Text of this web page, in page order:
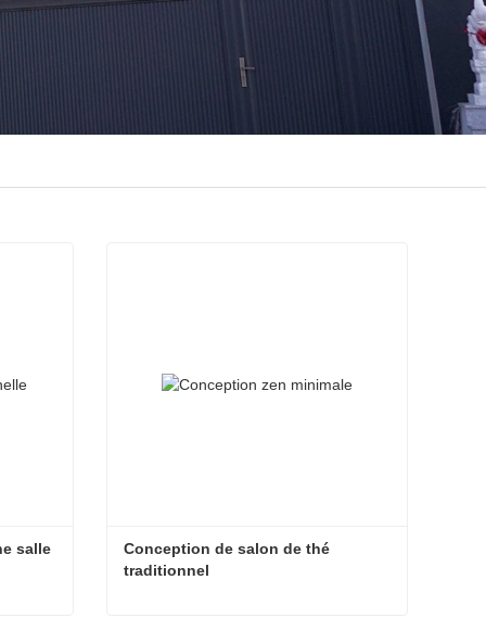
salle
Conception de salon de thé
traditionnel